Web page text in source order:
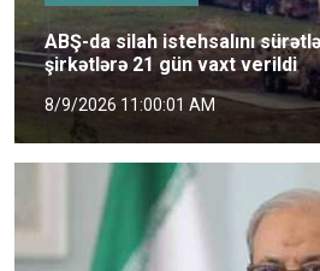
ABŞ-da silah istehsalını
şirkətlərə 21 gün vaxt verildi
8/9/2026 11:00:01 AM